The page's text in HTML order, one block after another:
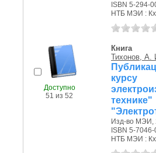
ISBN 5-294-
НТБ МЭИ :
Доступно
51 из 52
Книга
Тихонов, А.
курсу
Изд-во МЭИ,
ISBN 5-
НТБ МЭИ :